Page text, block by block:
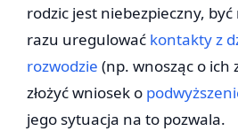
rodzic jest niebezpieczny,
razu uregulować kontakty z
rozwodzie (np. wnosząc o ich
złożyć wniosek o
jego sytuacja na to pozwala.